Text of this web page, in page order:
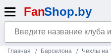
Главная Барселона Чехлы на